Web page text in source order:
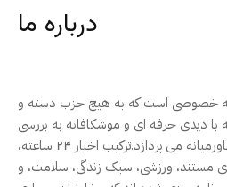
درباره ما
خصوصی است که به هیچ حزب دسته و
با دیدی حرفه ای و موشکافانه به بررسی
مهمترین رویدادهای ایران و خاورمیانه می پردازد.ترکیب اخبار ۲۴ ساعته،
مستند، ورزشی، سبک زندگی، سلامت، و